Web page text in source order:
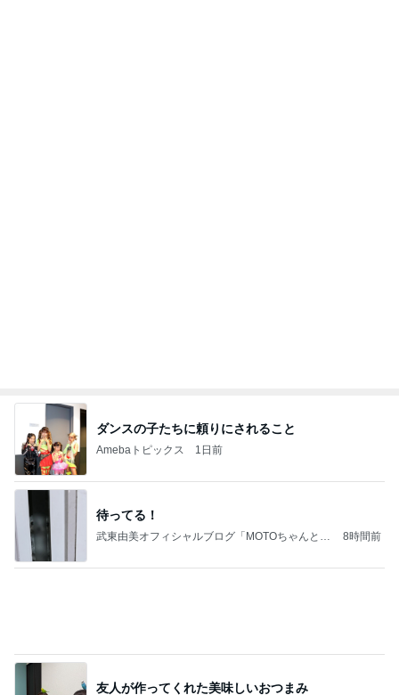
話題のスイカ丸ごとアイス♡
焼肉のタレで炒めた肉の冷やし中華
高橋直純オフィシャルブログ「なおずみぶろぐ」
11日前